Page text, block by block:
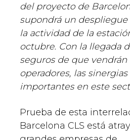
del proyecto de
supondrá un
la actividad de la
octubre. Con la llegada
seguros de que vendrán
operadores, las
importantes en este
Prueba de esta
Barcelona CLS está